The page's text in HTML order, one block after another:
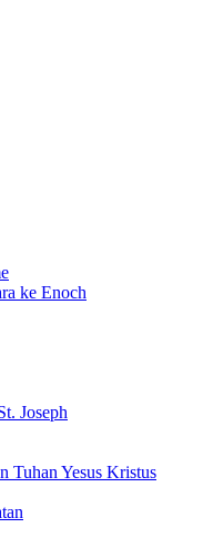
ke Enoch
Joseph
Tuhan Yesus Kristus